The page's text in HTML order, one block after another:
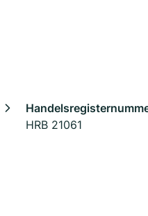
HRB 21061